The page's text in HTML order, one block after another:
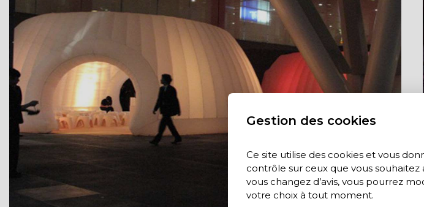
Gestion des cookies
Ce site utilise des cookies et vous
contrôle sur ceux que vous souhaitez
vous changez d’avis, vous pourrez
votre choix à tout moment.